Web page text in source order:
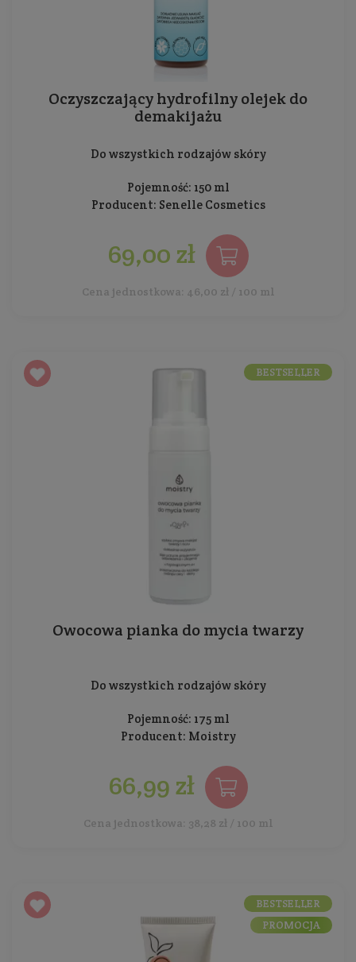
Oczyszczający hydrofilny olejek do
demakijażu
Do wszystkich rodzajów skóry
Pojemność: 150 ml
Producent: Senelle Cosmetics
69,00 zł
Cena jednostkowa: 46,00 zł / 100 ml
Owocowa pianka do mycia twarzy
Do wszystkich rodzajów skóry
Pojemność: 175 ml
Producent: Moistry
66,99 zł
Cena jednostkowa: 38,28 zł / 100 ml
BESTSELLER
BESTSELLER
PROMOCJA